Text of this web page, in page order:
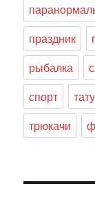
праздник
рыбалка
спорт
тату
трюкачи